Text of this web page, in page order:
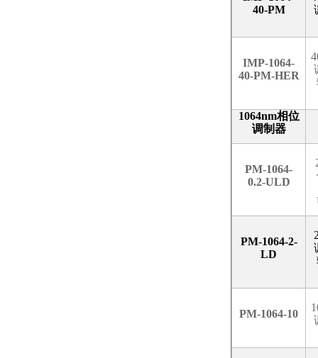
40-PM
IMP-1064-
40-PM-HER
1064nm相位
调制器
PM-1064-
0.2-ULD
PM-1064-2-
LD
PM-1064-10